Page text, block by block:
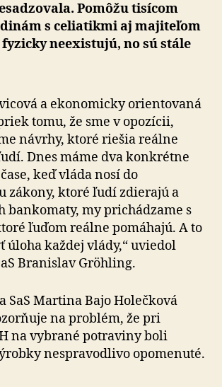
Pomôžu tisícom
s celiatikmi aj majiteľom
neexistujú, no sú stále
a ekonomicky orientovaná
tomu, že sme v opozícii,
návrhy, ktoré riešia reálne
Dnes máme dva konkrétne
keď vláda nosí do
zákony, ktoré ľudí zdierajú a
bankomaty, my prichádzame s
ľuďom reálne pomáhajú. A to
úloha každej vlády,“ uviedol
Branislav Gröhling.
SaS Martina Bajo Holečková
na problém, že pri
na vybrané potraviny boli
nespravodlivo opomenuté.